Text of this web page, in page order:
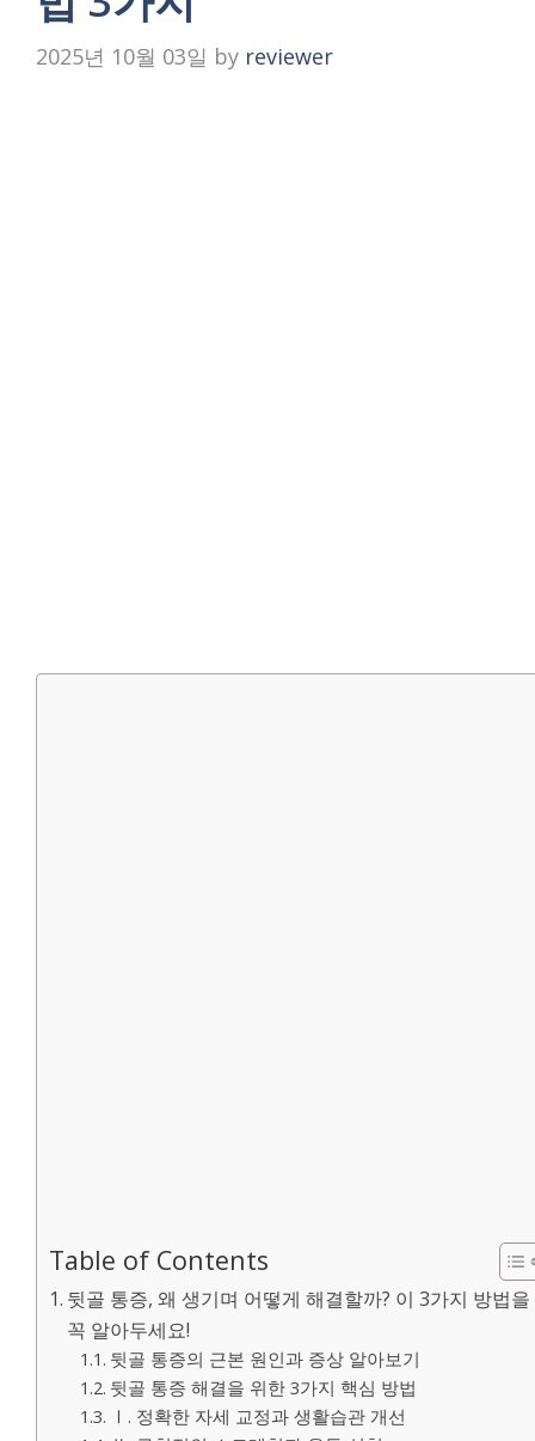
2025년 10월 03일 by reviewer
Table of Contents
뒷골 통증, 왜 생기며 어떻게 해결할까? 이 3가지 방법을
꼭 알아두세요!
뒷골 통증의 근본 원인과 증상 알아보기
뒷골 통증 해결을 위한 3가지 핵심 방법
Ⅰ. 정확한 자세 교정과 생활습관 개선